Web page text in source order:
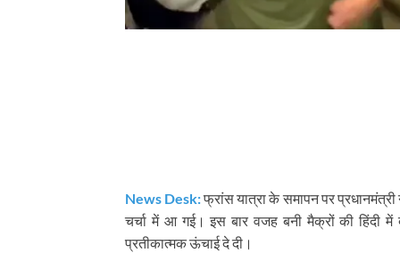
News Desk:फ्रांस यात्रा के समापन पर
चर्चा में आ गई। इस बार वजह बनी मैक्रों की हिंदी
प्रतीकात्मक ऊंचाई दे दी।